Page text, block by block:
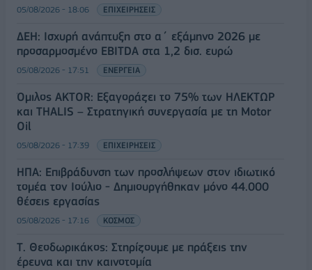
05/08/2026 - 18:06 ΕΠΙΧΕΙΡΗΣΕΙΣ
ΔΕΗ: Ισχυρή ανάπτυξη στο α΄ εξάμηνο 2026 με
προσαρμοσμένο EBITDA στα 1,2 δισ. ευρώ
05/08/2026 - 17:51 ΕΝΕΡΓΕΙΑ
Όμιλος AKTOR: Εξαγοράζει το 75% των ΗΛΕΚΤΩΡ
και THALIS – Στρατηγική συνεργασία με τη Motor
Oil
05/08/2026 - 17:39 ΕΠΙΧΕΙΡΗΣΕΙΣ
ΗΠΑ: Επιβράδυνση των προσλήψεων στον ιδιωτικό
τομέα τον Ιούλιο - Δημιουργήθηκαν μόνο 44.000
θέσεις εργασίας
05/08/2026 - 17:16 ΚΟΣΜΟΣ
Τ. Θεοδωρικάκος: Στηρίζουμε με πράξεις την
έρευνα και την καινοτομία